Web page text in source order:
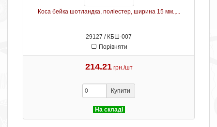
Коса бейка шотландка, поліестер, ширина 15 мм.,...
29127 / КБШ-007
Порівняти
214.21 грн./шт
Купити
На складі